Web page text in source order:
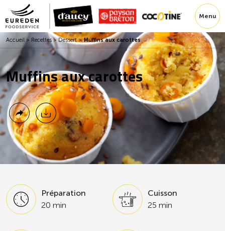
Menu
Accueil> Recettes>Dessert>Muffins aux carottes
Muffins aux carottes
Préparation
20 min
Cuisson
25 min